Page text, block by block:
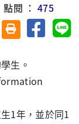
點閱 ：475
友善列印(另開視
分享至
生。
1年，並於同1